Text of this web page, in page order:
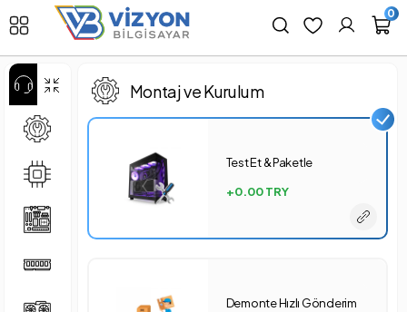
0
Montaj ve Kurulum
Test Et & Paketle
+0.00TRY
Demonte Hızlı Gönderim